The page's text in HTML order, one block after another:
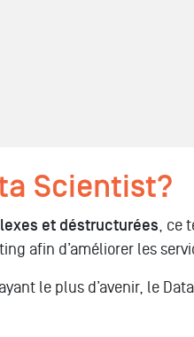
Scientist?
et déstructurées, ce
afin d’améliorer les
le plus d’avenir, le